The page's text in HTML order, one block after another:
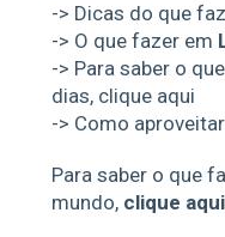
-> Dicas do que
-> O que fazer em
-> Para saber o
dias, clique aqui
-> Como
Para saber o que
mundo, clique aqui